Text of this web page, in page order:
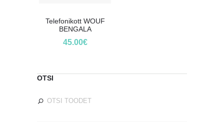
Telefonikott WOUF
BENGALA
45.00€
OTSI